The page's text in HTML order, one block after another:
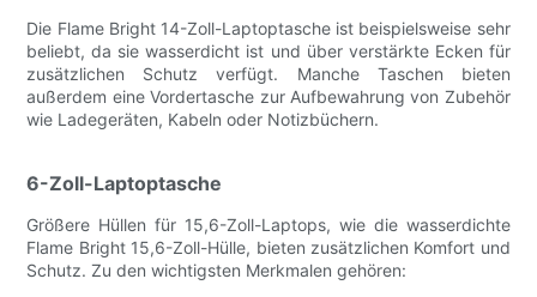
Die Flame Bright 14-Zoll-Laptoptasche ist beispielsweise sehr
beliebt, da sie wasserdicht ist und über verstärkte Ecken für
zusätzlichen Schutz verfügt. Manche Taschen bieten
außerdem eine Vordertasche zur Aufbewahrung von Zubehör
wie Ladegeräten, Kabeln oder Notizbüchern.
6-Zoll-Laptoptasche
Größere Hüllen für 15,6-Zoll-Laptops, wie die wasserdichte
Flame Bright 15,6-Zoll-Hülle, bieten zusätzlichen Komfort und
Schutz. Zu den wichtigsten Merkmalen gehören: